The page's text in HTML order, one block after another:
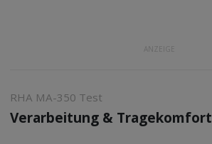
ANZEIGE
RHA MA-350 Test
Verarbeitung & Tragekomfort